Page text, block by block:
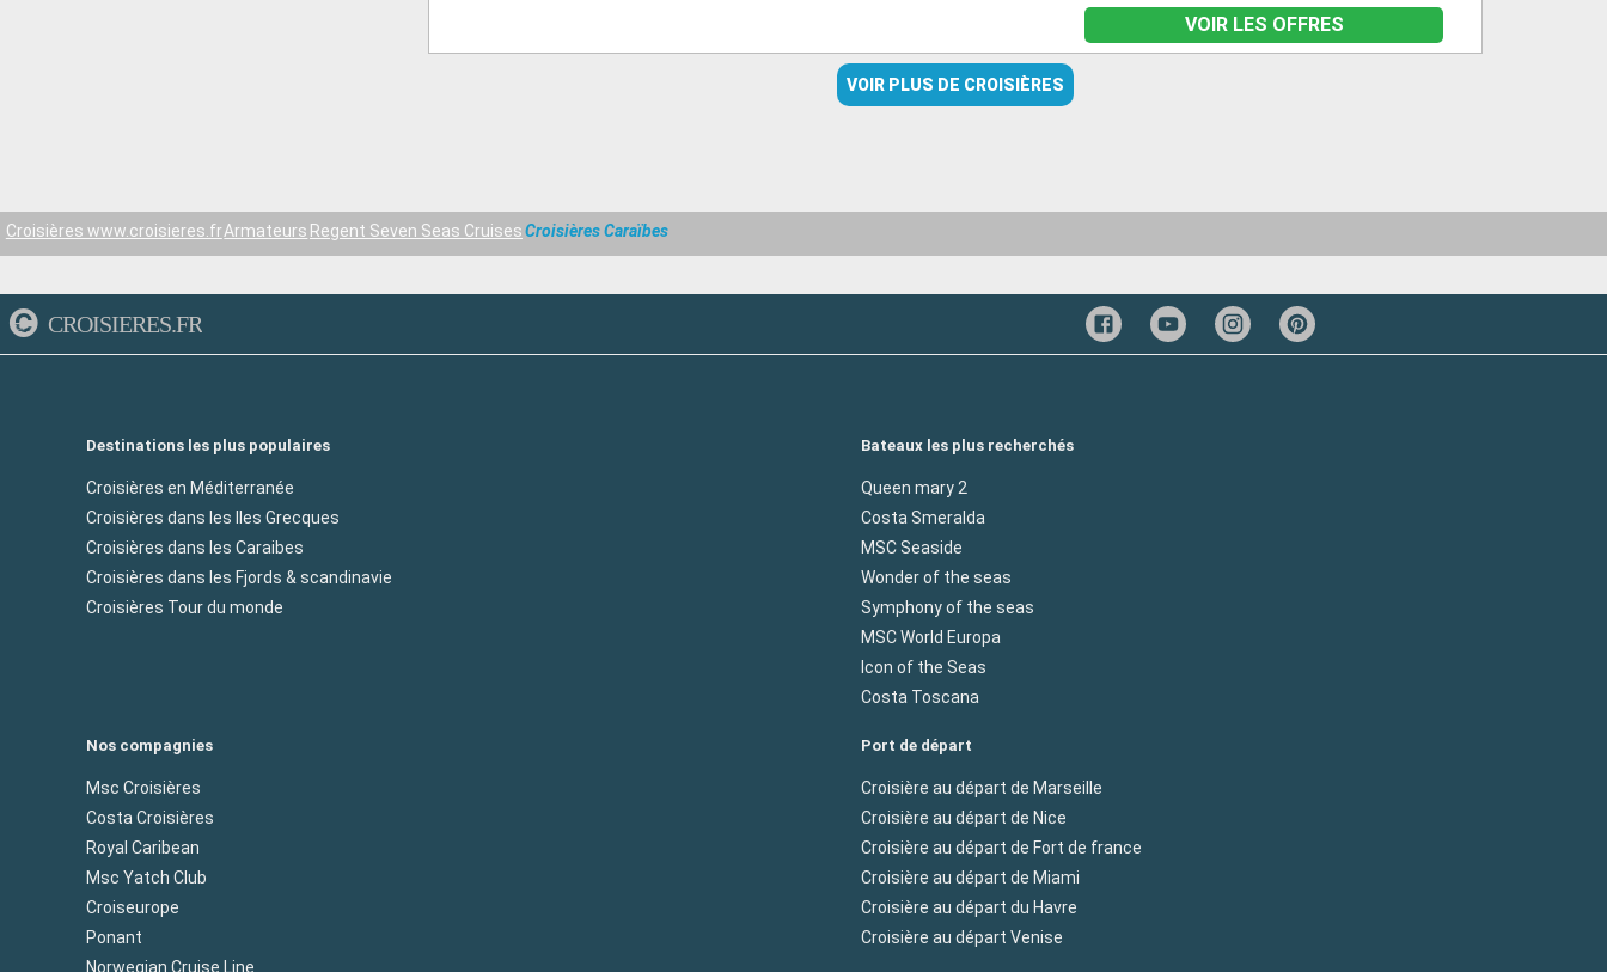
VOIR LES OFFRES
VOIR PLUS DE CROISIÈRES
Croisières www.croisieres.frArmateurs Regent Seven Seas CruisesCroisières Caraïbes
CROISIERES.FR
Destinations les plus populaires
Croisières en Méditerranée
Croisières dans les Iles Grecques
Croisières dans les Caraibes
Croisières dans les Fjords & scandinavie
Croisières Tour du monde
Bateaux les plus recherchés
Queen mary 2
Costa Smeralda
MSC Seaside
Wonder of the seas
Symphony of the seas
MSC World Europa
Icon of the Seas
Costa Toscana
Nos compagnies
Msc Croisières
Costa Croisières
Royal Caribean
Msc Yatch Club
Croiseurope
Ponant
Norwegian Cruise Line
Port de départ
Croisière au départ de Marseille
Croisière au départ de Nice
Croisière au départ de Fort de france
Croisière au départ de Miami
Croisière au départ du Havre
Croisière au départ Venise